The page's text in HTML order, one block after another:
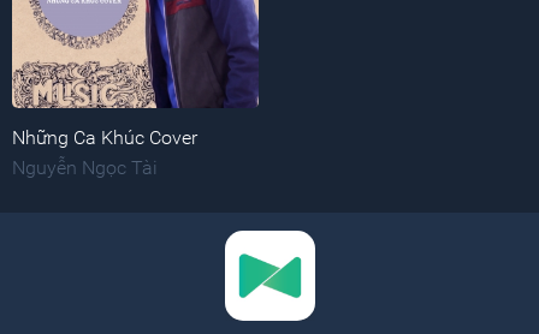
Những Ca Khúc Cover
Nguyễn Ngọc Tài